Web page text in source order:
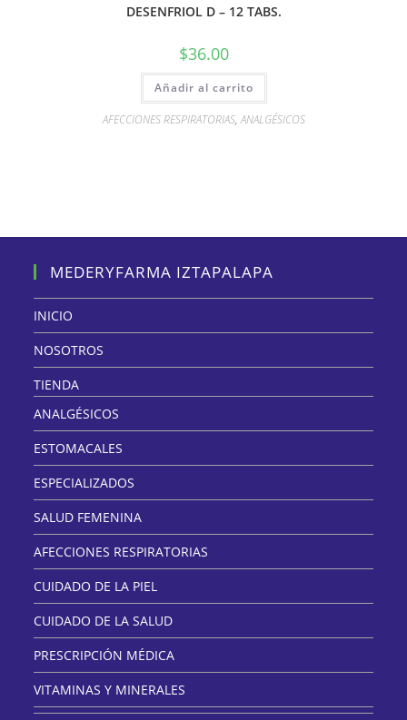
DESENFRIOL D – 12 TABS.
$36.00
Añadir al carrito
AFECCIONES RESPIRATORIAS,ANALGÉSICOS
MEDERYFARMA IZTAPALAPA
INICIO
NOSOTROS
TIENDA
ANALGÉSICOS
ESTOMACALES
ESPECIALIZADOS
SALUD FEMENINA
AFECCIONES RESPIRATORIAS
CUIDADO DE LA PIEL
CUIDADO DE LA SALUD
PRESCRIPCIÓN MÉDICA
VITAMINAS Y MINERALES